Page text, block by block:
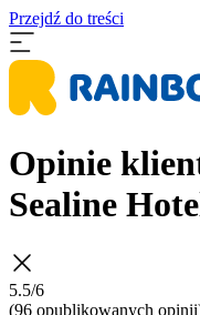
Przejdź do treści
Opinie
Sealine
5.5/6
(96 opublikowanych